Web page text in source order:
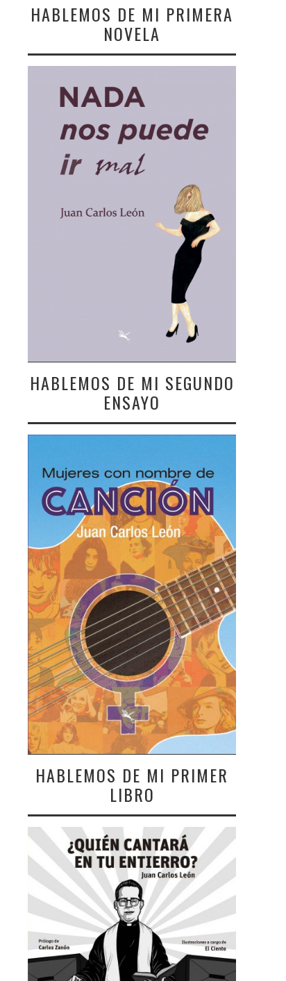
HABLEMOS DE MI PRIMERA
NOVELA
HABLEMOS DE MI SEGUNDO
ENSAYO
HABLEMOS DE MI PRIMER
LIBRO